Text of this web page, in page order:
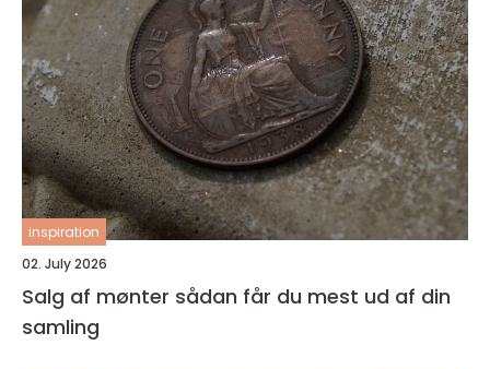
inspiration
02. July 2026
Salg af mønter sådan får du mest ud af din
samling